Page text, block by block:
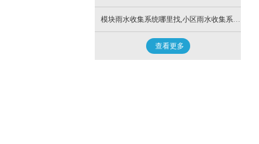
模块雨水收集系统哪里找,小区雨水收集系统生产厂家
查看更多